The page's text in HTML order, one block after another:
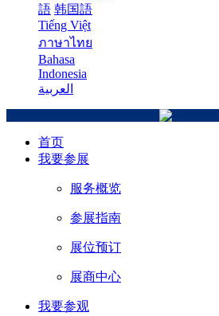
語 韩国語
Tiếng Việt
ภาษาไทย
Bahasa
Indonesia
العربية
首页
我要参展
服务概览
参展指南
展位预订
展商中心
我要参观